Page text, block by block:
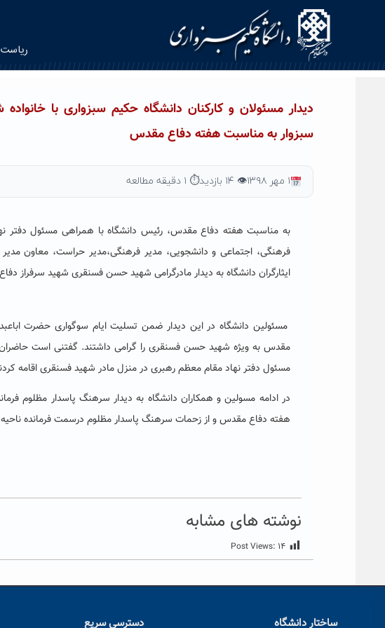
ریاست
دیدار مسئولان و کارکنان دانشگاه حکیم سبزواری با
سبزوار به مناسبت هفته دفاع مقدس
۱ مهر ۱۳۹۸ 👁 ۱۴ بازدید ⏱ ۱ دقیقه مطالعه
به مناسبت هفته دفاع مقدس، رئیس دانشگاه با همراهی مسئول دفتر
فرهنگی، اجتماعی و دانشجویی، مدیر فرهنگی،مدیر حراست، معاون مدیر
ایثارگران دانشگاه به دیدار مادرگرامی شهید حسن فسنقری شهید سرفراز
مسئولین دانشگاه در این دیدار ضمن تسلیت ایام سوگواری حضرت
مقدس به ویژه شهید حسن فسنقری را گرامی داشتند. گفتنی است حاضران
مسئول دفتر نهاد مقام معظم رهبری در منزل مادر شهید فسنقری اقامه
در ادامه مسولین و همکاران دانشگاه به دیدار سرهنگ پاسدار مظلوم
هفته دفاع مقدس و از زحمات سرهنگ پاسدار مظلوم درسمت فرمانده ناحیه
نوشته های مشابه
Post Views: ۱۴
ساختار دانشگاه دسترسی سریع